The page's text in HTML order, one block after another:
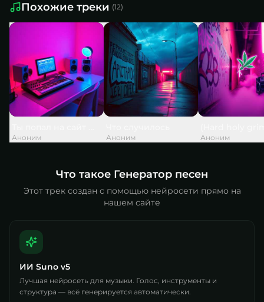
Похожие треки (12)
Аноним Аноним Аноним
Что такое Генератор песен
Этот трек создан с помощью нейросети прямо на
нашем сайте
ИИ Suno v5
Лучшая нейросеть для музыки. Голос, инструменты и
структура — всё генерируется автоматически.